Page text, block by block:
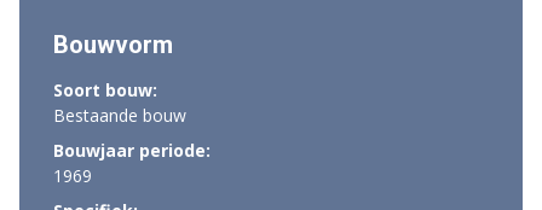
Bouwvorm
Soort bouw:
Bestaande bouw
Bouwjaar periode:
1969